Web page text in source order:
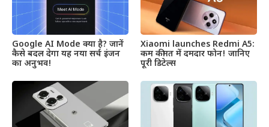
Google AI Mode क्या है? जानें
कैसे बदल देगा यह नया सर्च इंजन
का अनुभव!
Xiaomi launches Redmi A5:
कम कीमत में दमदार फोन! जानिए
पूरी डिटेल्स